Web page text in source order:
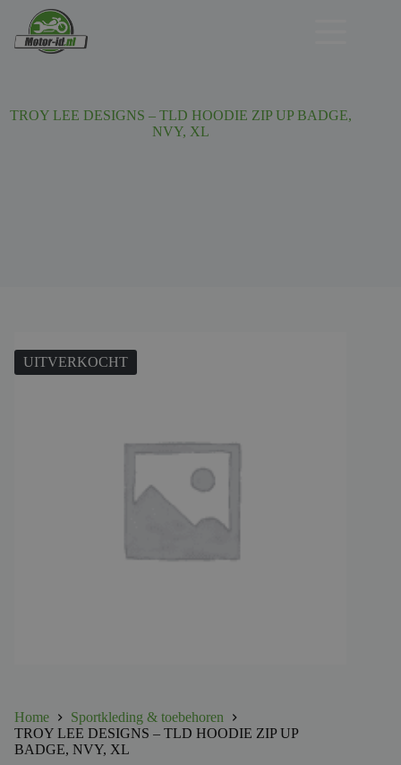
TROY LEE DESIGNS – TLD HOODIE ZIP UP BADGE,
NVY, XL
UITVERKOCHT
Home
Sportkleding & toebehoren
TROY LEE DESIGNS – TLD HOODIE ZIP UP
BADGE, NVY, XL